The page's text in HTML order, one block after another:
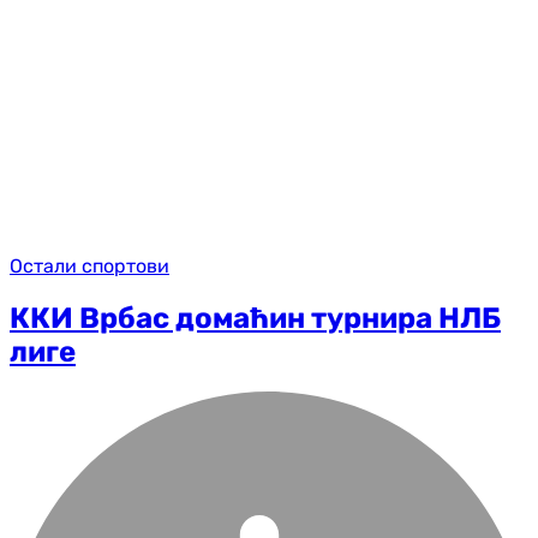
Остали спортови
ККИ Врбас домаћин турнира НЛБ
лиге